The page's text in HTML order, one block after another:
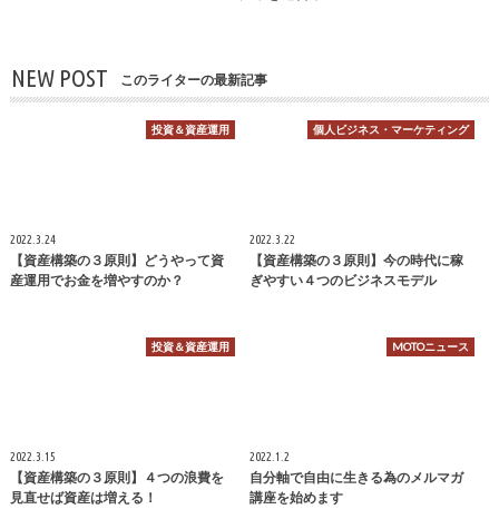
NEW POST このライターの最新記事
投資＆資産運用
2022.3.24
【資産構築の３原則】どうやって資
産運用でお金を増やすのか？
個人ビジネス・マーケティング
2022.3.22
【資産構築の３原則】今の時代に稼
ぎやすい４つのビジネスモデル
投資＆資産運用
2022.3.15
【資産構築の３原則】４つの浪費を
見直せば資産は増える！
MOTOニュース
2022.1.2
自分軸で自由に生きる為のメルマガ
講座を始めます